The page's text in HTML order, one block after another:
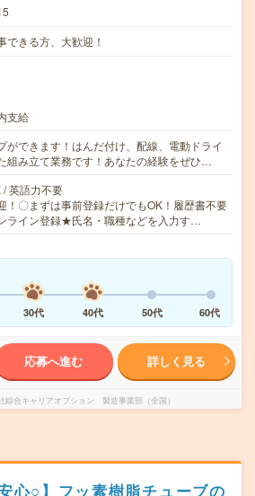
できる方、大歓迎！
支給
ができます！はんだ付け、配線、電動ドライ
組み立て業務です！あなたの経験をぜひ…
/ 英語力不要
〇まずは事前登録だけでもOK！履歴書不要
ライン登録★氏名・職種などを入力す…
30代 40代 50代 60代
応募へ進む 詳しく見る
綜合キャリアオプション 製造事業部（全国）
心○】フッ素樹脂チューブの